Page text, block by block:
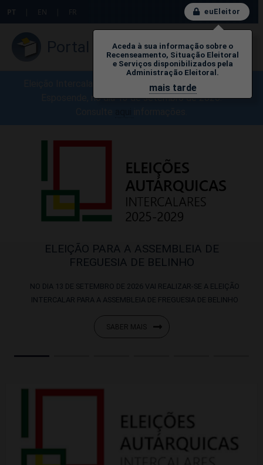
PT EN FR euEleitor
Aceda à sua informação sobre o
Recenseamento, Situação Eleitoral
e Serviços disponibilizados pela
Administração Eleitoral.
mais tarde
Portal do Eleitor
Eleição Intercalar para a A.F. de Belinho, Município de
Esposende, no dia 13 de setembro de 2026.
ELEIÇÃO PARA A ASSEMBLEIA DE
FREGUESIA DE BELINHO
NO DIA 13 DE SETEMBRO DE 2026 VAI REALIZAR-SE A ELEIÇÃO
INTERCALAR PARA A ASSEMBLEIA DE FREGUESIA DE BELINHO
SABER MAIS